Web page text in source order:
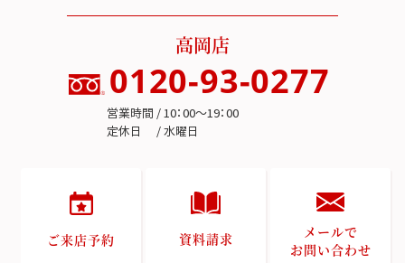
高岡店
0120-93-0277
営業時間 / 10：00～19：00
定休日 / 水曜日
ご来店予約 資料請求
メールで
お問い合わせ